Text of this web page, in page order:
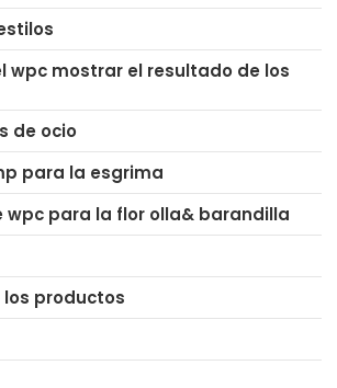
wpc mostrar el resultado de los
de ocio
para la esgrima
wpc para la flor olla& barandilla
productos